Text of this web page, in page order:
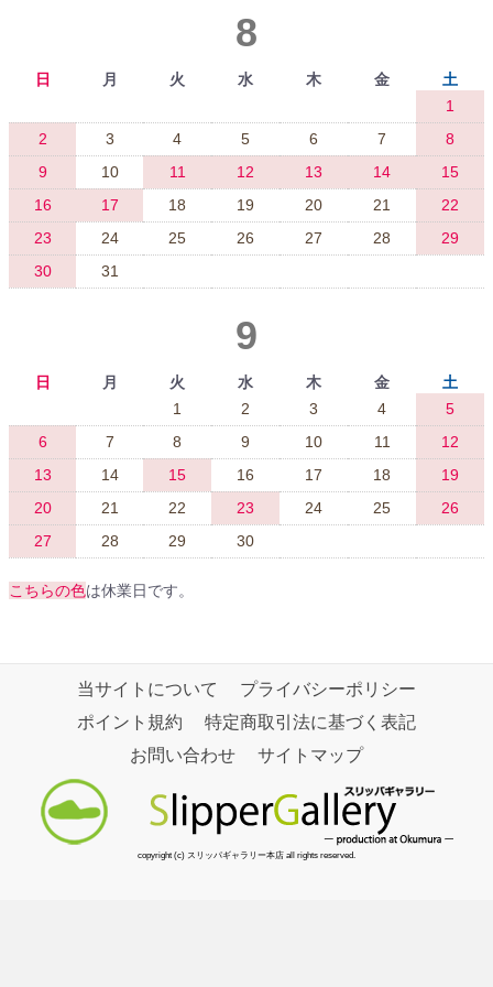
8
日 月 火 水 木 金
土
1
2
3 4 5 6 7
8
9
10 11 12 13 14
15
16
17 18 19 20 21
22
23
24 25 26 27 28
29
30
31
9
日 月 火 水 木 金
土
1
2 3 4
5
6
7 8 9 10 11
12
13
14 15 16 17 18
19
20
21 22 23 24 25
26
27
28 29 30
こちらの色は休業日です。
当サイトについて
プライバシーポリシー
ポイント規約
特定商取引法に基づく表記
お問い合わせ
サイトマップ
copyright (c) スリッパギャラリー本店 all rights reserved.